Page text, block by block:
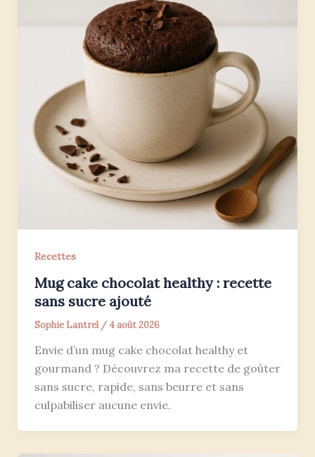
Recettes
Mug cake chocolat healthy : recette
sans sucre ajouté
Sophie Lantrel /4 août 2026
Envie d’un mug cake chocolat healthy et
gourmand ? Découvrez ma recette de goûter
sans sucre, rapide, sans beurre et sans
culpabiliser aucune envie.